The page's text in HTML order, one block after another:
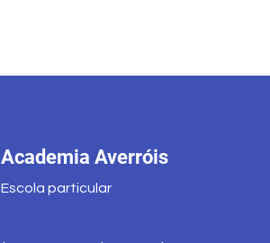
Academia Averróis
Escola particular